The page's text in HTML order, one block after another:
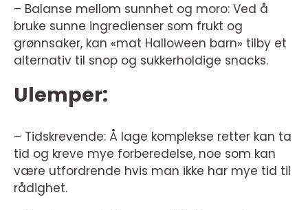
– Balanse mellom sunnhet og moro: Ved å
bruke sunne ingredienser som frukt og
grønnsaker, kan «mat Halloween barn» tilby et
alternativ til snop og sukkerholdige snacks.
Ulemper:
– Tidskrevende: Å lage komplekse retter kan ta
tid og kreve mye forberedelse, noe som kan
være utfordrende hvis man ikke har mye tid til
rådighet.